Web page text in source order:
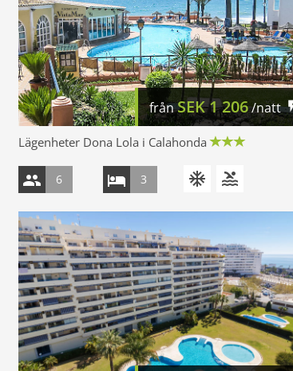
frånSEK1 206/natt
Lägenheter Dona Lola i Calahonda
6 3